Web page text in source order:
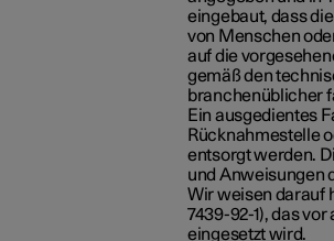
eingebaut, dass
von Menschen
auf die
gemäß den
branchenüblicher
Ein ausgedientes
Rücknahmestelle
entsorgt werden.
und Anweisungen
Wir weisen darauf
7439-92-1), das
eingesetzt wird.